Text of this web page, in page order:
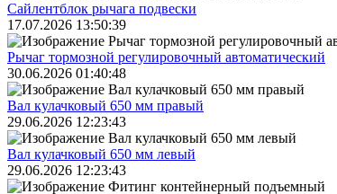
Сайлентблок рычага подвески
17.07.2026 13:50:39
Рычаг тормозной регулировочный автоматический
30.06.2026 01:40:48
Вал кулачковый 650 мм правый
29.06.2026 12:23:43
Вал кулачковый 650 мм левый
29.06.2026 12:23:43